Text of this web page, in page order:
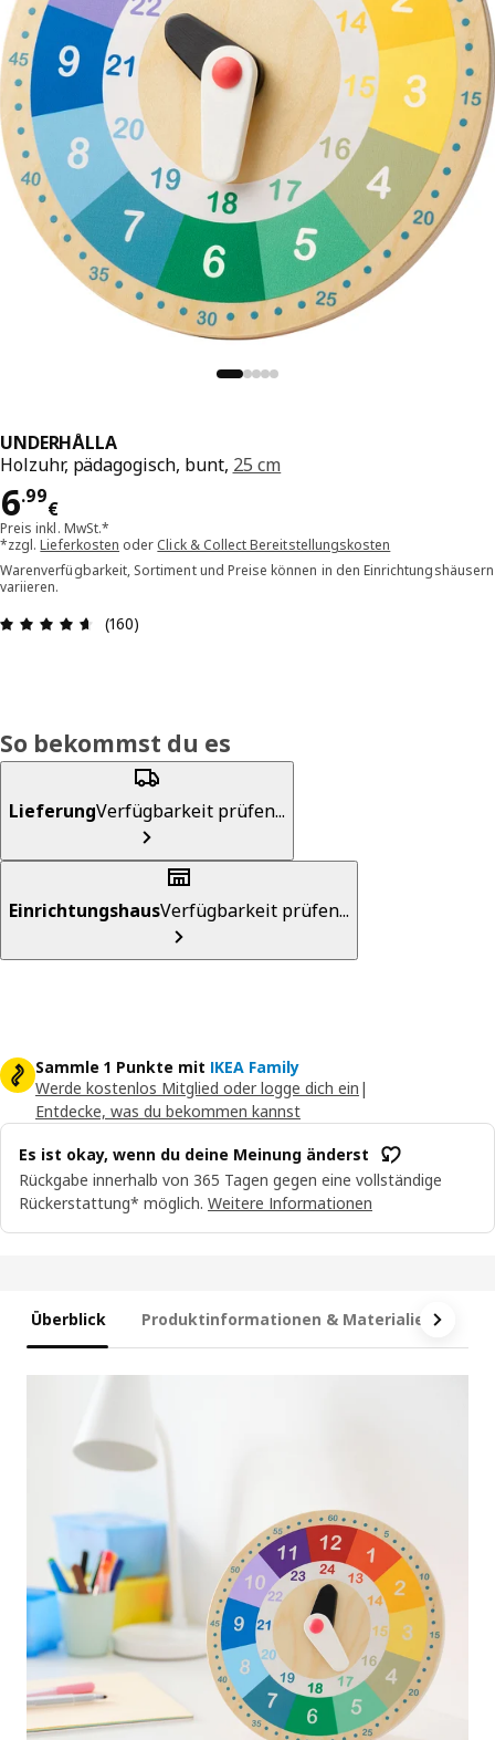
UNDERHÅLLA
Holzuhr, pädagogisch, bunt, 25 cm
6.99
€
Preis 6.99€
Preis inkl. MwSt.*
*zzgl.Lieferkosten oder Click & Collect Bereitstellungskosten
Warenverfügbarkeit, Sortiment und Preise können in den Einrichtungshäusern
variieren.
Bewertung: 4.6 von 5 Sterne Alle Bewertungen:
(160)
So bekommst du es
LieferungVerfügbarkeit prüfen...
EinrichtungshausVerfügbarkeit prüfen...
Sammle 1 Punkte mit IKEA Family
Werde kostenlos Mitglied oder logge dich ein |
Entdecke, was du bekommen kannst
Es ist okay, wenn du deine Meinung änderst
Rückgabe innerhalb von 365 Tagen gegen eine vollständige
Rückerstattung* möglich. Weitere Informationen
Überblick Produktinformationen & Materialien